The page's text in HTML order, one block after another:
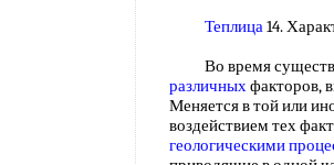
Теплица14.
Во время
различныхфакторов,
Меняется в той или
воздействием тех
геологическими